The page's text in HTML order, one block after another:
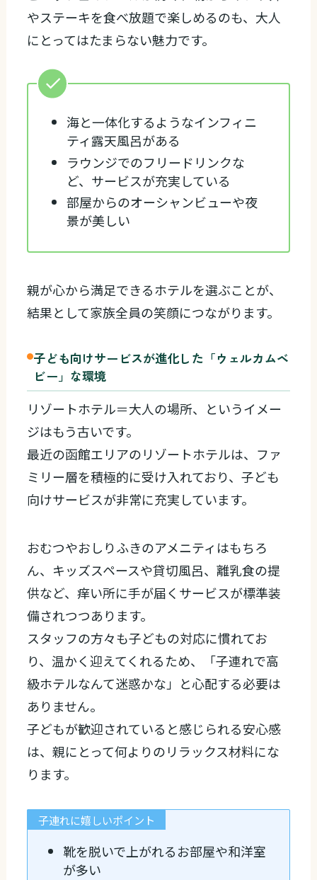
やステーキを食べ放題で楽しめるのも、大人
にとってはたまらない魅力です。
海と一体化するようなインフィニ
ティ露天風呂がある
ラウンジでのフリードリンクな
ど、サービスが充実している
部屋からのオーシャンビューや夜
景が美しい
親が心から満足できるホテルを選ぶことが、
結果として家族全員の笑顔につながります。
子ども向けサービスが進化した「ウェルカムベ
ビー」な環境
リゾートホテル＝大人の場所、というイメー
ジはもう古いです。
最近の函館エリアのリゾートホテルは、ファ
ミリー層を積極的に受け入れており、子ども
向けサービスが非常に充実しています。
おむつやおしりふきのアメニティはもちろ
ん、キッズスペースや貸切風呂、離乳食の提
供など、痒い所に手が届くサービスが標準装
備されつつあります。
スタッフの方々も子どもの対応に慣れてお
り、温かく迎えてくれるため、「子連れで高
級ホテルなんて迷惑かな」と心配する必要は
ありません。
子どもが歓迎されていると感じられる安心感
は、親にとって何よりのリラックス材料にな
ります。
子連れに嬉しいポイント
靴を脱いで上がれるお部屋や和洋室
が多い